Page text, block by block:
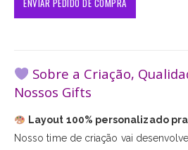
Sobre a Criação,
Nossos Gifts
Layout 100% personalizado
Nosso time de criação vai